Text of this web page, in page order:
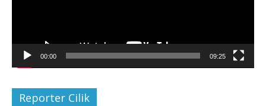
00:00 09:25
Reporter Cilik